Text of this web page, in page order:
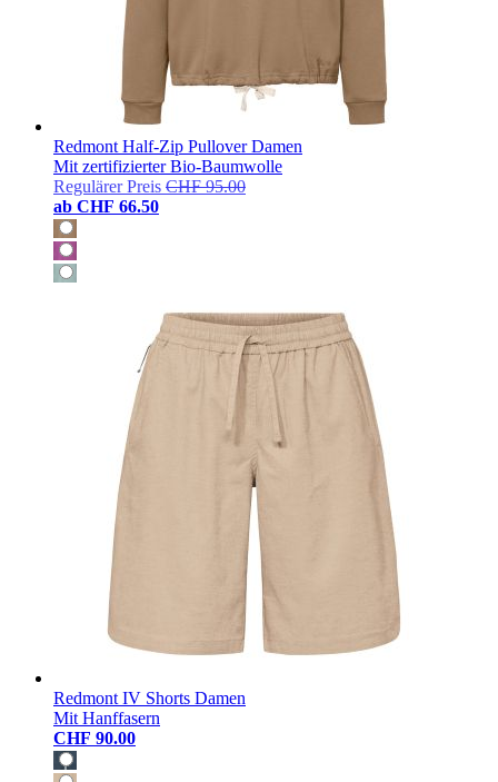
Redmont Half-Zip Pullover Damen
Mit zertifizierter Bio-Baumwolle
Regulärer Preis CHF 95.00
ab CHF 66.50
Redmont IV Shorts Damen
Mit Hanffasern
CHF 90.00